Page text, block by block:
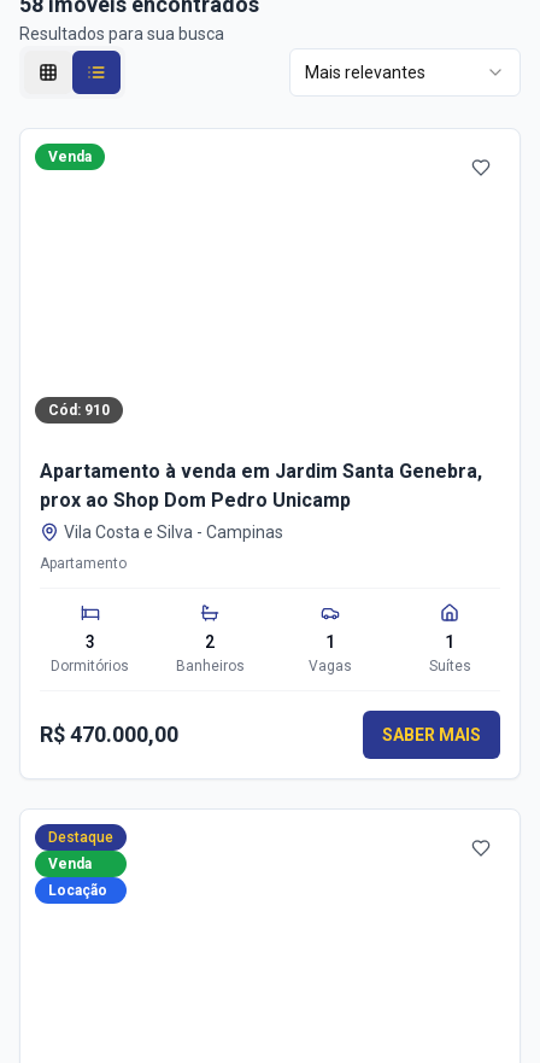
Resultados para sua busca
Mais relevantes
Venda
Cód: 910
Apartamento à venda em Jardim Santa Genebra,
prox ao Shop Dom Pedro Unicamp
Vila Costa e Silva - Campinas
Apartamento
3
Dormitórios
2
Banheiros
1
Vagas
1
Suítes
R$ 470.000,00 SABER MAIS
Destaque
Venda
Locação